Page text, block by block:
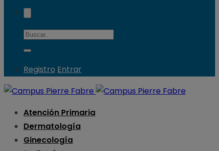
Registro Entrar
Atención Primaria
Dermatología
Ginecología